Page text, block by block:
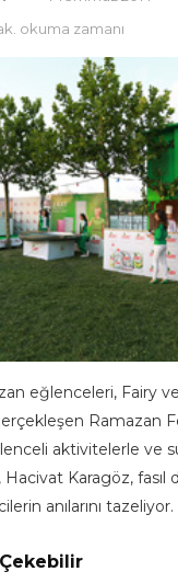
okuma zamanı
eğlenceleri, Fairy
Ramazan
aktivitelerle ve
Karagöz, fasıl
anılarını tazeliyor.